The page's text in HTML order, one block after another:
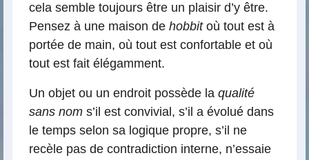
cela semble toujours être un plaisir d’y être.
Pensez à une maison de hobbitoù tout est à
portée de main, où tout est confortable et où
tout est fait élégamment.
Un objet ou un endroit possède la qualité
sans nom s’il est convivial, s’il a évolué dans
le temps selon sa logique propre, s’il ne
recèle pas de contradiction interne, n’essaie